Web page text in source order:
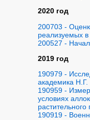
2020 год
200703 -
реализуемых
200527 -
2019 год
190979 -
академика Н.Г.
190959 -
условиях
190919 -